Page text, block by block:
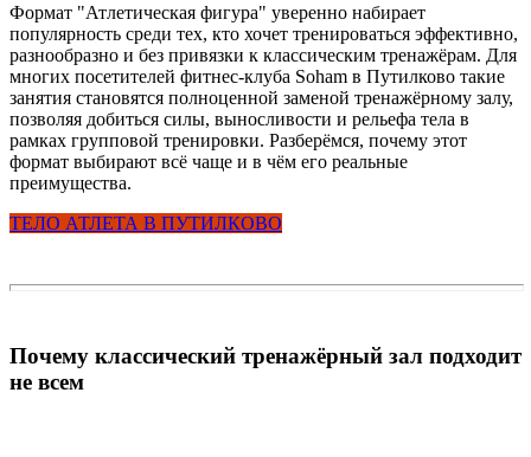
Формат "Атлетическая фигура" уверенно набирает
популярность среди тех, кто хочет тренироваться эффективно,
разнообразно и без привязки к классическим тренажёрам. Для
многих посетителей фитнес-клуба Soham в Путилково такие
занятия становятся полноценной заменой тренажёрному залу,
позволяя добиться силы, выносливости и рельефа тела в
рамках групповой тренировки. Разберёмся, почему этот
формат выбирают всё чаще и в чём его реальные
преимущества.
ТЕЛО АТЛЕТА В ПУТИЛКОВО
Почему классический тренажёрный зал подходит
не всем